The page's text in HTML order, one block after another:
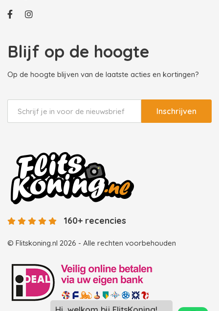
Blijf op de hoogte
Op de hoogte blijven van de laatste acties en kortingen?
Inschrijven
© Flitskoning.nl 2026 - Alle rechten voorbehouden
160+ recencies